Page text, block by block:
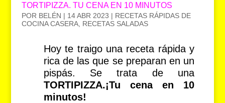
TORTIPIZZA. TU CENA EN 10 MINUTOS
POR BELÉN | 14 ABR 2023 | RECETAS RÁPIDAS DE
COCINA CASERA, RECETAS SALADAS
Hoy te traigo una receta rápida y
rica de las que se preparan en un
pispás. Se trata de una
TORTIPIZZA.¡Tu cena en 10
minutos!